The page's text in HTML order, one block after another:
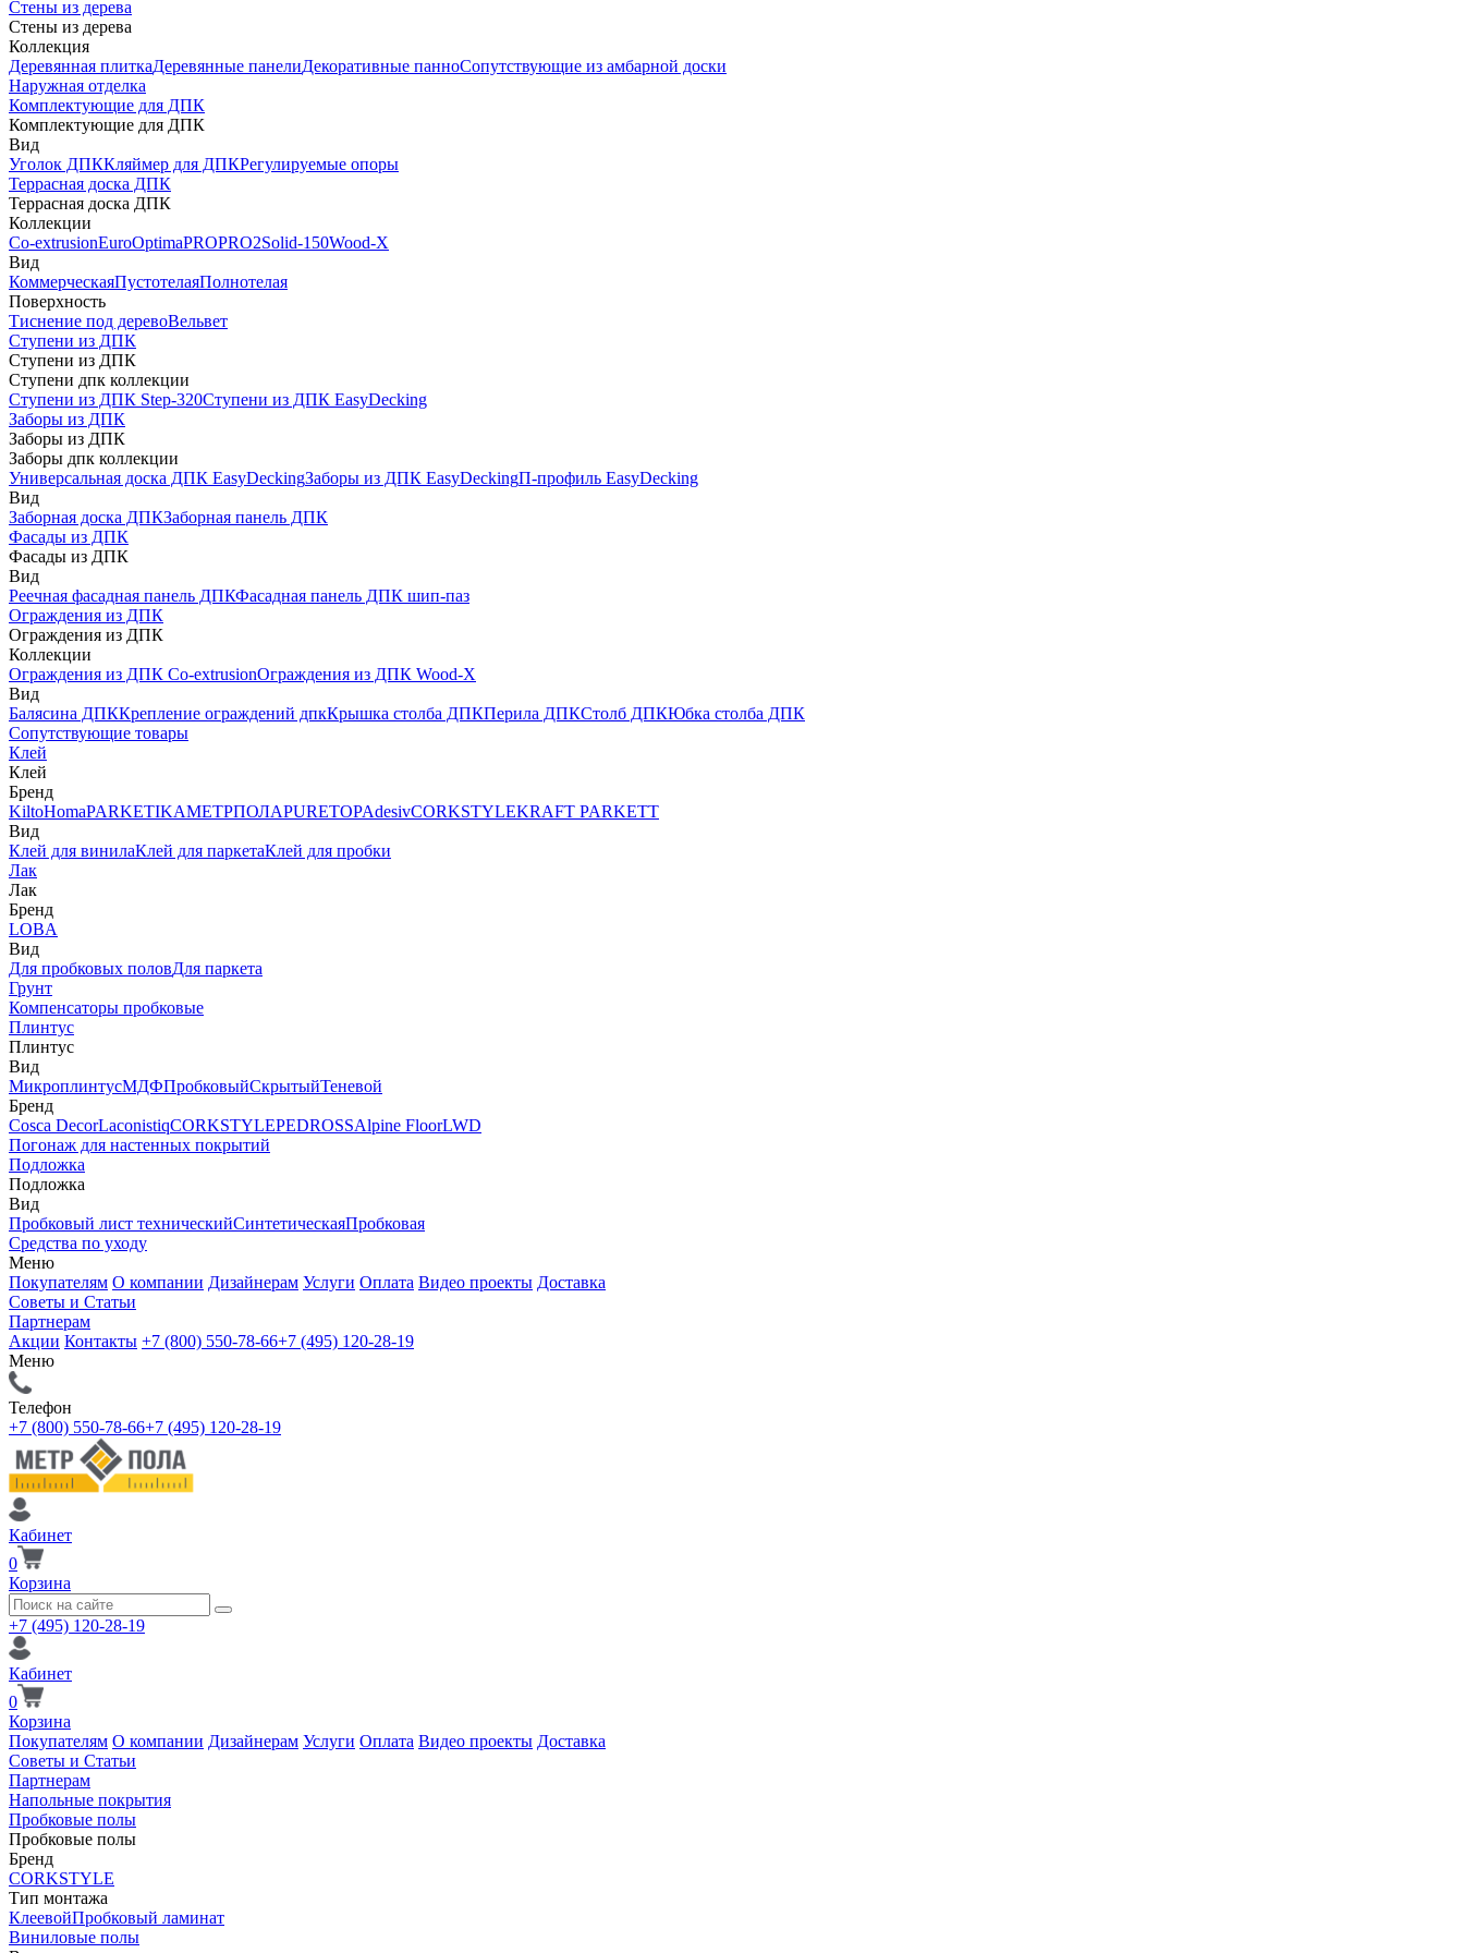
Стены из дерева
Стены из дерева
Коллекция
Деревянная плиткаДеревянные панелиДекоративные панноСопутствующие из амбарной доски
Наружная отделка
Комплектующие для ДПК
Комплектующие для ДПК
Вид
Уголок ДПККляймер для ДПКРегулируемые опоры
Террасная доска ДПК
Террасная доска ДПК
Коллекции
Co-extrusionEuroOptimaPROPRO2Solid-150Wood-X
Вид
КоммерческаяПустотелаяПолнотелая
Поверхность
Тиснение под деревоВельвет
Ступени из ДПК
Ступени из ДПК
Ступени дпк коллекции
Ступени из ДПК Step-320Ступени из ДПК EasyDecking
Заборы из ДПК
Заборы из ДПК
Заборы дпк коллекции
Универсальная доска ДПК EasyDeckingЗаборы из ДПК EasyDeckingП-профиль EasyDecking
Вид
Заборная доска ДПКЗаборная панель ДПК
Фасады из ДПК
Фасады из ДПК
Вид
Реечная фасадная панель ДПКФасадная панель ДПК шип-паз
Ограждения из ДПК
Ограждения из ДПК
Коллекции
Ограждения из ДПК Co-extrusionОграждения из ДПК Wood-X
Вид
Балясина ДПККрепление ограждений дпкКрышка столба ДПКПерила ДПКСтолб ДПКЮбка столба ДПК
Сопутствующие товары
Клей
Клей
Бренд
KiltoHomaPARKETIKAМЕТРПОЛАPURETOPAdesivCORKSTYLEKRAFT PARKETT
Вид
Клей для винилаКлей для паркетаКлей для пробки
Лак
Лак
Бренд
LOBA
Вид
Для пробковых половДля паркета
Грунт
Компенсаторы пробковые
Плинтус
Плинтус
Вид
МикроплинтусМДФПробковыйСкрытыйТеневой
Бренд
Cosca DecorLaconistiqCORKSTYLEPEDROSSAlpine FloorLWD
Погонаж для настенных покрытий
Подложка
Подложка
Вид
Пробковый лист техническийСинтетическаяПробковая
Средства по уходу
Меню
Покупателям О компании Дизайнерам Услуги Оплата Видео проекты Доставка
Советы и Статьи
Партнерам
Акции Контакты +7 (800) 550-78-66+7 (495) 120-28-19
Меню
Телефон
+7 (800) 550-78-66+7 (495) 120-28-19
Кабинет
0
Корзина
+7 (495) 120-28-19
Кабинет
0
Корзина
Покупателям О компании Дизайнерам Услуги Оплата Видео проекты Доставка
Советы и Статьи
Партнерам
Напольные покрытия
Пробковые полы
Пробковые полы
Бренд
CORKSTYLE
Тип монтажа
КлеевойПробковый ламинат
Виниловые полы